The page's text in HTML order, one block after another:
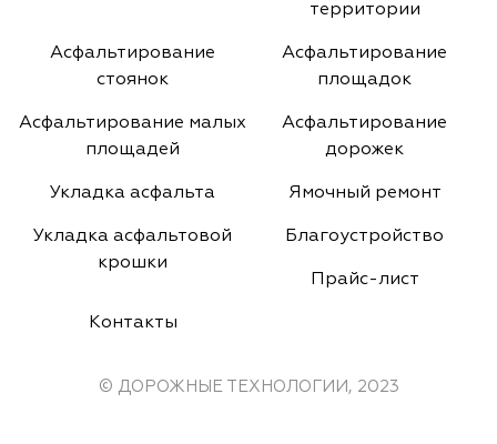
территории
Асфальтирование
стоянок
Асфальтирование
площадок
Асфальтирование малых
площадей
Асфальтирование
дорожек
Укладка асфальта Ямочный ремонт
Укладка асфальтовой
крошки
Благоустройство
Прайс-лист
Контакты
© ДОРОЖНЫЕ ТЕХНОЛОГИИ, 2023